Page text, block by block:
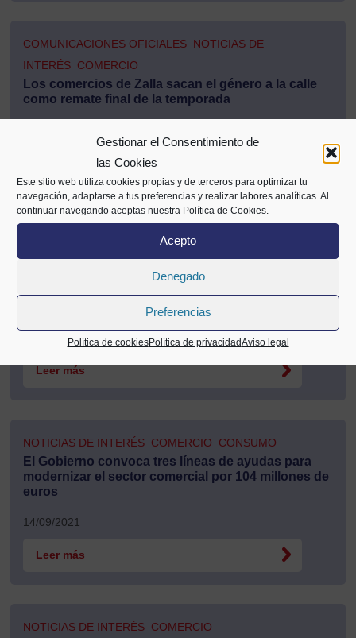
Gestionar el Consentimiento de
las Cookies
Este sitio web utiliza cookies propias y de terceros para optimizar tu
navegación, adaptarse a tus preferencias y realizar labores analíticas. Al
continuar navegando aceptas nuestra Política de Cookies.
Acepto
Denegado
Preferencias
Política de cookiesPolítica de privacidadAviso legal
COMUNICACIONES OFICIALES
NOTICIAS DE
INTERÉS COMERCIO
Los comercios de Zalla sacan el género a la calle
como remate final de la temporada
Exclusivo asociados
COMERCIO
las modificaciones aprobadas ayer en consejo de
ministros sobre las ayudas directas a sectores
afectados por la Covid-19
15/09/2021
Leer más
NOTICIAS DE INTERÉS COMERCIO CONSUMO
El Gobierno convoca tres líneas de ayudas para
modernizar el sector comercial por 104 millones de
euros
14/09/2021
Leer más
NOTICIAS DE INTERÉS COMERCIO